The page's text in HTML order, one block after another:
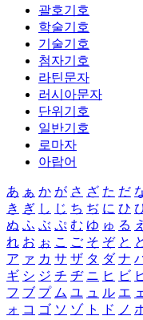
괄호기호
학술기호
기술기호
첨자기호
라틴문자
러시아문자
단위기호
일반기호
로마자
아랍어
あ ぁ か が さ ざ た だ
き ぎ し じ ち ぢ に ひ
ぬ ふ ぶ ぷ む ゆ ゅ る え
れ お ぉ こ ご そ ぞ と
ア ァ カ サ ザ タ ダ ナ
ギ シ ジ チ ヂ ニ ヒ ビ
フ ブ プ ム ユ ュ ル エ
ォ コ ゴ ソ ゾ ト ド ノ